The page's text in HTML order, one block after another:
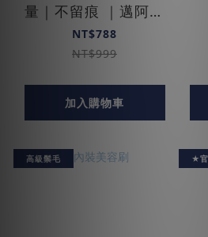
量｜不留痕 ｜邁阿密
特仕版
NT$788
NT$999
加入購物車
高級鬃毛 ★